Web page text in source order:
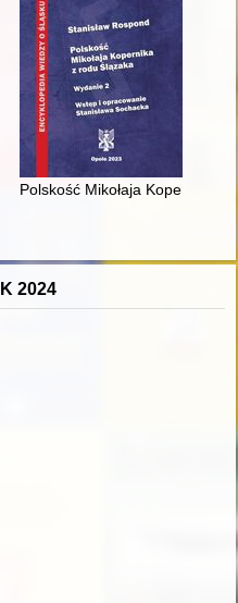
szlacheckich w XVI-
Polskość Mikołaja Kopernika z
2024